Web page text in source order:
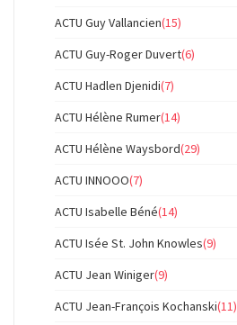
ACTU Guy Vallancien(15)
ACTU Guy-Roger Duvert(6)
ACTU Hadlen Djenidi(7)
ACTU Hélène Rumer(14)
ACTU Hélène Waysbord(29)
ACTU INNOOO(7)
ACTU Isabelle Béné(14)
ACTU Isée St. John Knowles(9)
ACTU Jean Winiger(9)
ACTU Jean-François Kochanski(11)